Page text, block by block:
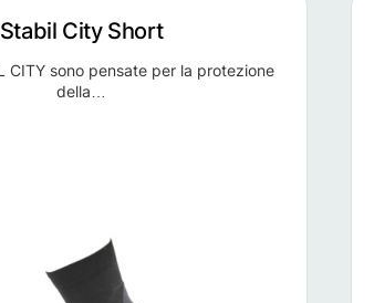
Stabil City Short
CITY sono pensate per la protezione
della…